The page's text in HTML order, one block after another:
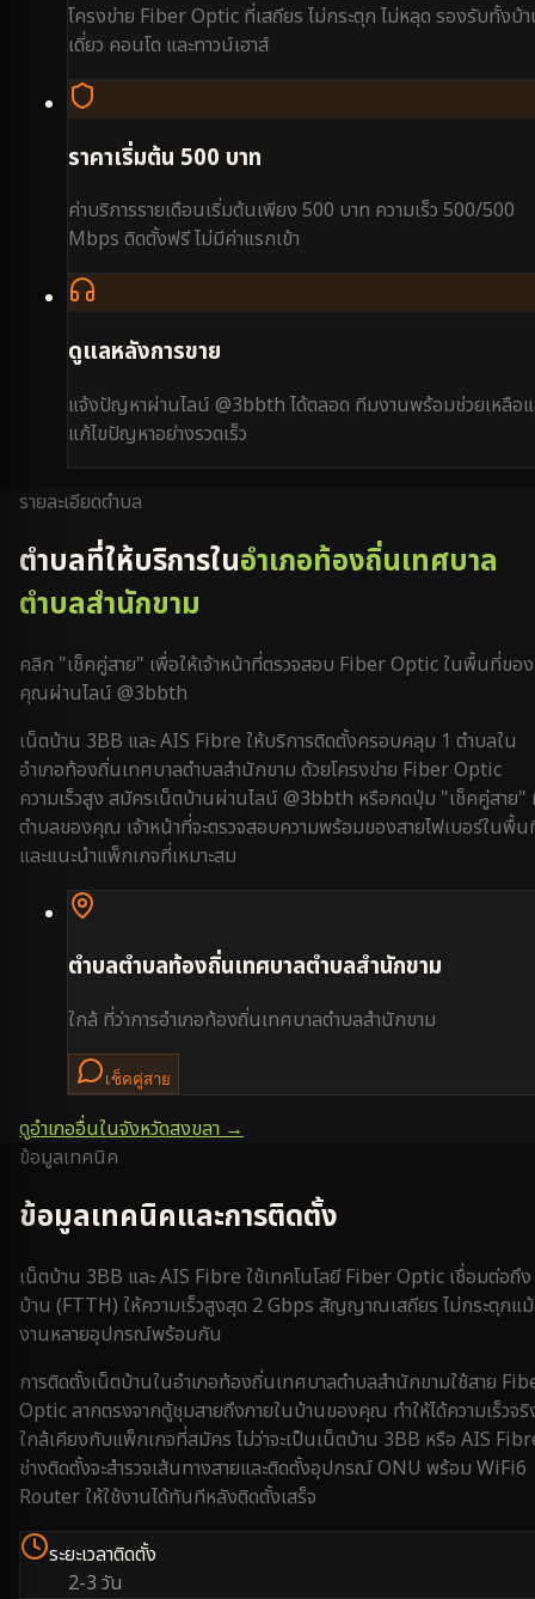
โครงข่าย Fiber Optic ที่เสถียร ไม่กระตุก ไม่หลุด รองรับทั้งบ้
เดี่ยว คอนโด และทาวน์เฮาส์
ราคาเริ่มต้น 500 บาท
ค่าบริการรายเดือนเริ่มต้นเพียง 500 บาท ความเร็ว 500/500
Mbps ติดตั้งฟรี ไม่มีค่าแรกเข้า
ดูแลหลังการขาย
แจ้งปัญหาผ่านไลน์ @3bbth ได้ตลอด ทีมงานพร้อมช่วยเหลือแ
แก้ไขปัญหาอย่างรวดเร็ว
รายละเอียดตำบล
ตำบลที่ให้บริการในอำเภอท้องถิ่นเทศบาล
ตำบลสำนักขาม
คลิก "เช็คคู่สาย" เพื่อให้เจ้าหน้าที่ตรวจสอบ Fiber Optic ในพื้นที่ของ
คุณผ่านไลน์ @3bbth
เน็ตบ้าน 3BB และ AIS Fibre ให้บริการติดตั้งครอบคลุม 1 ตำบลใน
อำเภอท้องถิ่นเทศบาลตำบลสำนักขาม ด้วยโครงข่าย Fiber Optic
ความเร็วสูง สมัครเน็ตบ้านผ่านไลน์ @3bbth หรือกดปุ่ม "เช็คคู่สาย"
ตำบลของคุณ เจ้าหน้าที่จะตรวจสอบความพร้อมของสายไฟเบอร์ในพื้
และแนะนำแพ็กเกจที่เหมาะสม
ตำบลตำบลท้องถิ่นเทศบาลตำบลสำนักขาม
ใกล้ ที่ว่าการอำเภอท้องถิ่นเทศบาลตำบลสำนักขาม
เช็คคู่สาย
ดูอำเภออื่นในจังหวัดสงขลา→
ข้อมูลเทคนิค
ข้อมูลเทคนิคและการติดตั้ง
เน็ตบ้าน 3BB และ AIS Fibre ใช้เทคโนโลยี Fiber Optic เชื่อมต่อถึง
บ้าน (FTTH) ให้ความเร็วสูงสุด 2 Gbps สัญญาณเสถียร ไม่กระตุกแ
งานหลายอุปกรณ์พร้อมกัน
การติดตั้งเน็ตบ้านในอำเภอท้องถิ่นเทศบาลตำบลสำนักขามใช้สาย
Optic ลากตรงจากตู้ชุมสายถึงภายในบ้านของคุณ ทำให้ได้ความเร็วจริ
ใกล้เคียงกับแพ็กเกจที่สมัคร ไม่ว่าจะเป็นเน็ตบ้าน 3BB หรือ AIS
ช่างติดตั้งจะสำรวจเส้นทางสายและติดตั้งอุปกรณ์ ONU พร้อม WiFi6
Router ให้ใช้งานได้ทันทีหลังติดตั้งเสร็จ
ระยะเวลาติดตั้ง
2-3 วัน